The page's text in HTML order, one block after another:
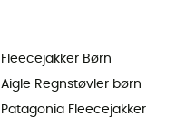
Fleecejakker Børn
Aigle Regnstøvler børn
Patagonia Fleecejakker